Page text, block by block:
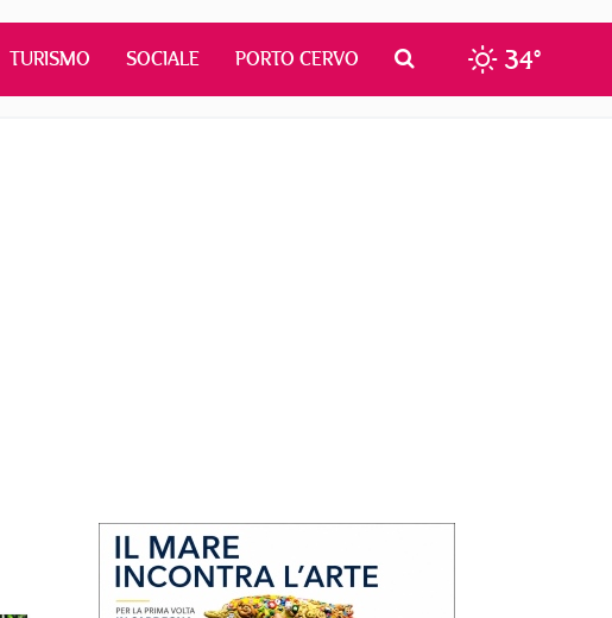
TURISMO SOCIALE PORTO CERVO 34°